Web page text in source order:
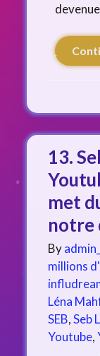
13.
met
notre
By
millions
Léna
SEB,Seb
Youtube,